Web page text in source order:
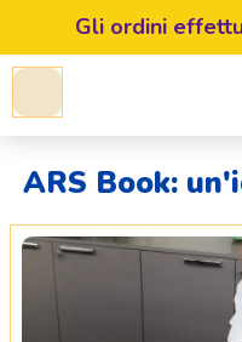
Gli ordini effettuati
ARS Book: